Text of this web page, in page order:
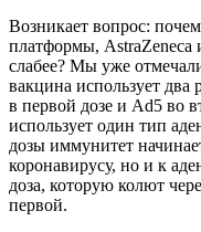
Возникает вопрос:
платформы, AstraZeneca
слабее? Мы уже
вакцина использует
в первой дозе и Ad5 во
использует один тип
дозы иммунитет
коронавирусу, но и к
доза, которую колют
первой.